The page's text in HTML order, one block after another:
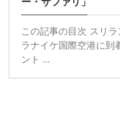
この記事の目次 スリ
ラナイケ国際空港に
ント ...